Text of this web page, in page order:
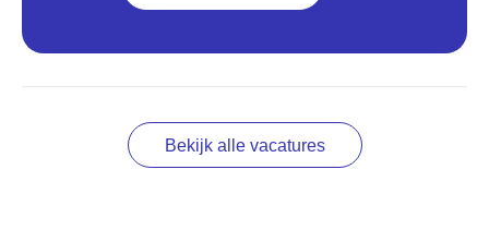
Bekijk alle vacatures